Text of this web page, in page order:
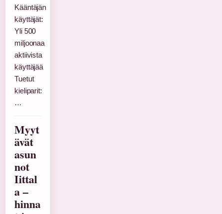
Kääntäjän
käyttäjät:
Yli 500
miljoonaa
aktiivista
käyttäjää
Tuetut
kieliparit:
…
Myyt
ävät
asun
not
Iittal
a –
hinna